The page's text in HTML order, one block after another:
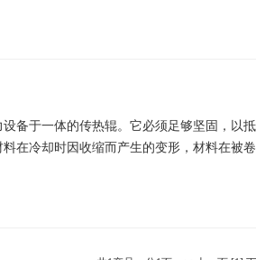
备于一体的传热辊。它必须足够坚固，以
在冷却时因收缩而产生的变形，材料在被